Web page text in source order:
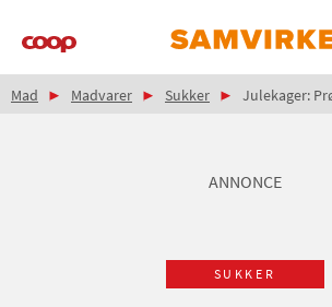
Main
Brødkrumme
Mad Madvarer Sukker Julekager:
ANNONCE
SUKKER